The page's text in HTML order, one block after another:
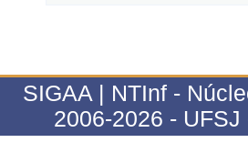
SIGAA | NTInf -
2006-2026 -